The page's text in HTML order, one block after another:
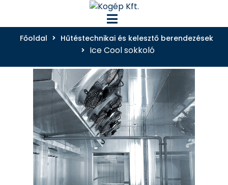
Főoldal Hűtéstechnikai és kelesztő berendezések
Ice Cool sokkoló